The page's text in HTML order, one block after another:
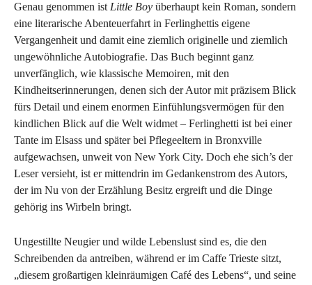
Genau genommen ist Little Boy überhaupt kein Roman, sondern
eine literarische Abenteuerfahrt in Ferlinghettis eigene
Vergangenheit und damit eine ziemlich originelle und ziemlich
ungewöhnliche Autobiografie. Das Buch beginnt ganz
unverfänglich, wie klassische Memoiren, mit den
Kindheitserinnerungen, denen sich der Autor mit präzisem Blick
fürs Detail und einem enormen Einfühlungsvermögen für den
kindlichen Blick auf die Welt widmet – Ferlinghetti ist bei einer
Tante im Elsass und später bei Pflegeeltern in Bronxville
aufgewachsen, unweit von New York City. Doch ehe sich’s der
Leser versieht, ist er mittendrin im Gedankenstrom des Autors,
der im Nu von der Erzählung Besitz ergreift und die Dinge
gehörig ins Wirbeln bringt.
Ungestillte Neugier und wilde Lebenslust sind es, die den
Schreibenden da antreiben, während er im Caffe Trieste sitzt,
„diesem großartigen kleinräumigen Café des Lebens“, und seine